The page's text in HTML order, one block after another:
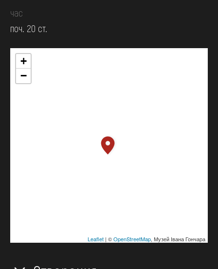
час
поч. 20 ст.
+
−
Leaflet| ©OpenStreetMap, Музей Івана Гончара